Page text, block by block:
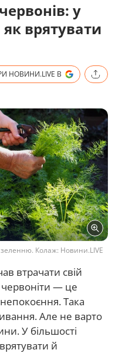
у
врятувати
НОВИНИ.LIVE В
зеленню. Колаж: Новини.LIVE
втрачати свій
— це
Така
Але не варто
У більшості
й